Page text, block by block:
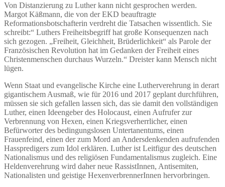
Von Distanzierung zu Luther kann nicht gesprochen werden.
Margot Käßmann, die von der EKD beauftragte
Reformationsbotschafterin verdreht die Tatsachen wissentlich. Sie
schreibt:“ Luthers Freiheitsbegriff hat große Konsequenzen nach
sich gezogen. „Freiheit, Gleichheit, Brüderlichkeit“ als Parole der
Französischen Revolution hat im Gedanken der Freiheit eines
Christenmenschen durchaus Wurzeln.“ Dreister kann Mensch nicht
lügen.
Wenn Staat und evangelische Kirche eine Lutherverehrung in derart
gigantischem Ausmaß, wie für 2016 und 2017 geplant durchführen,
müssen sie sich gefallen lassen sich, das sie damit den vollständigen
Luther, einen Ideengeber des Holocaust, einen Aufrufer zur
Verbrennung von Hexen, einen Kriegsverherrlicher, einen
Befürworter des bedingungslosen Untertanentums, einen
Frauenfeind, einen der zum Mord an Andersdenkenden aufrufenden
Hasspredigers zum Idol erklären. Luther ist Leitfigur des deutschen
Nationalismus und des religiösen Fundamentalismus zugleich. Eine
Heldenverehrung wird daher neue RassistInnen, Antisemiten,
Nationalisten und geistige HexenverbrennerInnen hervorbringen.